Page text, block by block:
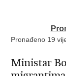
Pronađeno 19
Ministar